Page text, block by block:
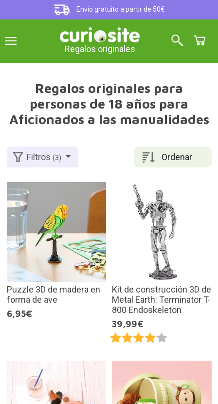
Envío gratuito a partir de 50€
Regalos originales
Regalos originales para
personas de 18 años para
Aficionados a las manualidades
Ordenar
Filtros(3)
Puzzle 3D de madera en
forma de ave
6,95€
Kit de construcción 3D de
Metal Earth: Terminator T-
800 Endoskeleton
39,99€